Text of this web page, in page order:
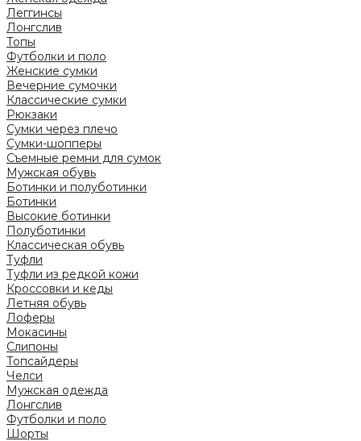
Леггинсы
Лонгслив
Топы
Футболки и поло
Женские сумки
Вечерние сумочки
Классические сумки
Рюкзаки
Сумки через плечо
Сумки-шопперы
Съемные ремни для сумок
Мужская обувь
Ботинки и полуботинки
Ботинки
Высокие ботинки
Полуботинки
Классическая обувь
Туфли
Туфли из редкой кожи
Кроссовки и кеды
Летняя обувь
Лоферы
Мокасины
Слипоны
Топсайдеры
Челси
Мужская одежда
Лонгслив
Футболки и поло
Шорты